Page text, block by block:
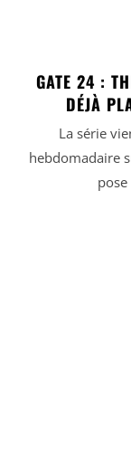
GATE 24 :
DÉJÀ
La série
hebdomadaire